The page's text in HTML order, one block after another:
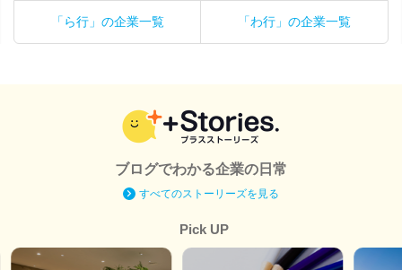
「ら行」の企業一覧 「わ行」の企業一覧
ブログでわかる企業の日常
すべてのストーリーズを見る
Pick UP